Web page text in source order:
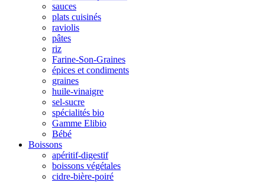
sauces
plats cuisinés
raviolis
pâtes
riz
Farine-Son-Graines
épices et condiments
graines
huile-vinaigre
sel-sucre
spécialités bio
Gamme Elibio
Bébé
Boissons
apéritif-digestif
boissons végétales
cidre-bière-poiré